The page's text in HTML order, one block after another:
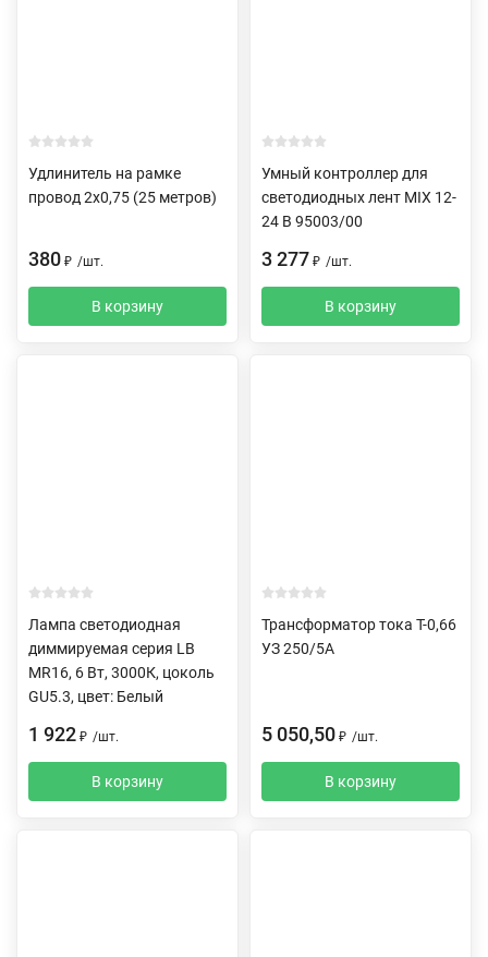
Удлинитель на рамке
провод 2х0,75 (25 метров)
380 ₽ /шт.
В корзину
Умный контроллер для
светодиодных лент MIX 12-
24 В 95003/00
3 277 ₽ /шт.
В корзину
Лампа светодиодная
диммируемая серия LB
MR16, 6 Вт, 3000К, цоколь
GU5.3, цвет: Белый
1 922 ₽ /шт.
В корзину
Трансформатор тока Т-0,66
УЗ 250/5А
5 050,50 ₽ /шт.
В корзину